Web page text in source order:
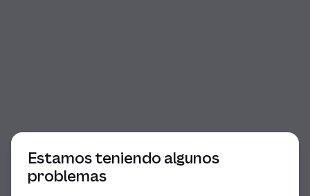
Estamos teniendo algunos
problemas